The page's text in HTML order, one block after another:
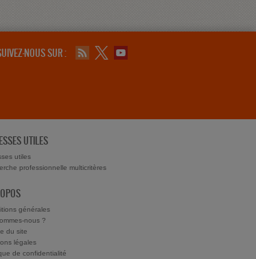
NOUS SUR :
UTILES
utiles
professionnelle multicritères
générales
nous ?
du site
légales
de confidentialité